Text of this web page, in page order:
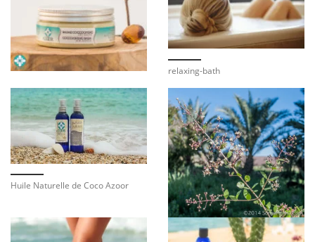
relaxing-bath
Huile Naturelle de Coco Azoor